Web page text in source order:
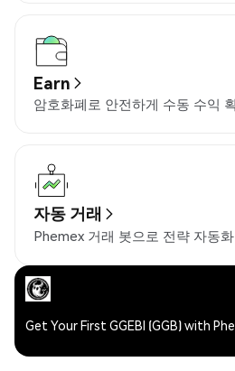
Earn
암호화폐로 안전하게 수동 수익
자동 거래
Phemex 거래 봇으로 전략 자동
Get Your First GGEBI (GGB) with